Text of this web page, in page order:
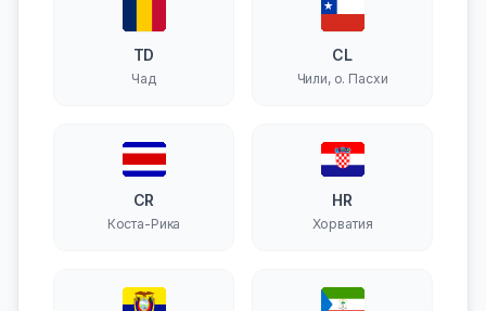
TD
Чад
CL
Чили, о. Пасхи
CR
Коста-Рика
HR
Хорватия